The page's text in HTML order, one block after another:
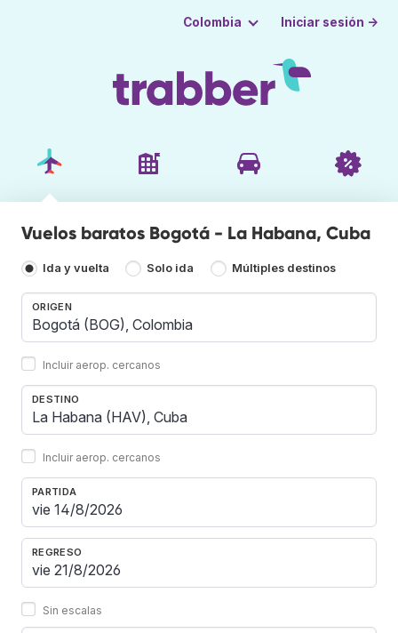
Colombia Iniciar sesión →
Vuelos baratos Bogotá - La Habana, Cuba
Ida y vuelta Solo ida Múltiples destinos
ORIGEN
Incluir aerop. cercanos
DESTINO
Incluir aerop. cercanos
PARTIDA
REGRESO
Sin escalas